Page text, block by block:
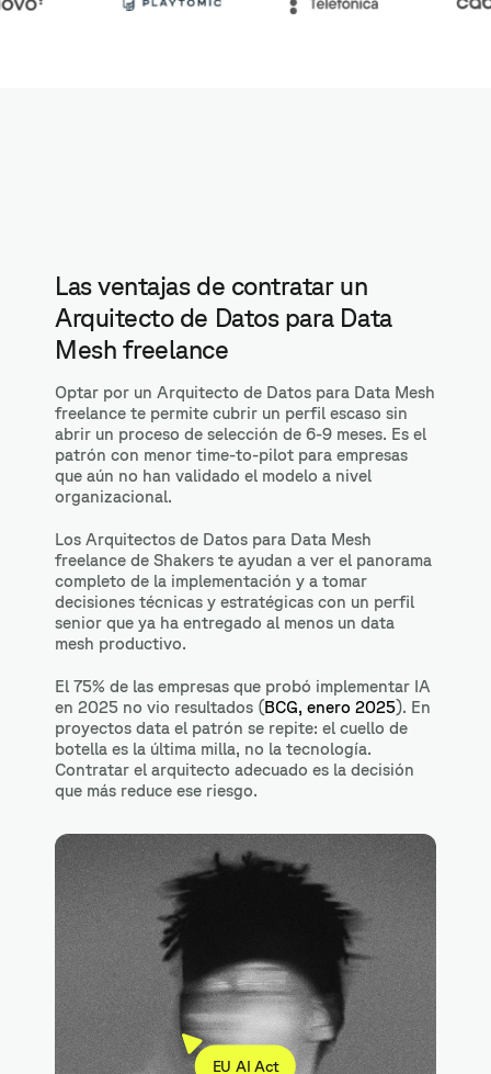
Las ventajas de contratar un
Arquitecto de Datos para Data
Mesh freelance
Optar por un Arquitecto de Datos para Data Mesh
freelance te permite cubrir un perfil escaso sin
abrir un proceso de selección de 6-9 meses. Es el
patrón con menor time-to-pilot para empresas
que aún no han validado el modelo a nivel
organizacional.
Los Arquitectos de Datos para Data Mesh
freelance de Shakers te ayudan a ver el panorama
completo de la implementación y a tomar
decisiones técnicas y estratégicas con un perfil
senior que ya ha entregado al menos un data
mesh productivo.
El 75% de las empresas que probó implementar IA
en 2025 no vio resultados (BCG, enero 2025). En
proyectos data el patrón se repite: el cuello de
botella es la última milla, no la tecnología.
Contratar el arquitecto adecuado es la decisión
que más reduce ese riesgo.
EU AI Act